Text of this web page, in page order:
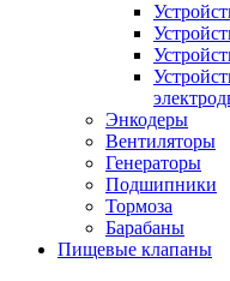
Энкодеры
Вентиляторы
Генераторы
Подшипники
Тормоза
Барабаны
Пищевые клапаны